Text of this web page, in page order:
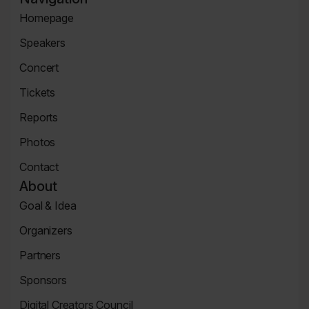
InstagramieFacebooku
Agenda
Page
Homepage
Speakers
Page
Concert
Tickets
Page
Reports
Page
Photos
Contact
Contact
Page
About
Goal & Idea
Page
Organizers
Page
Partners
Page
Sponsors
Digital Creators Council